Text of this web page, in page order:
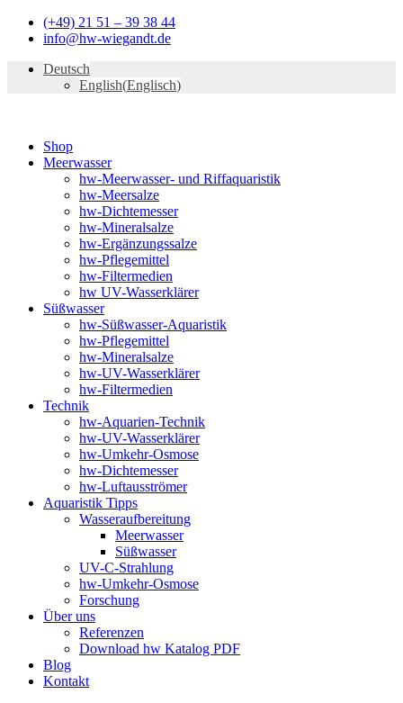
Zum
Inhalt
(+49) 21 51 – 39 38 44
info@hw-wiegandt.de
Deutsch
English(Englisch)
Shop
Meerwasser
hw-Meerwasser- und Riffaquaristik
hw-Meersalze
hw-Dichtemesser
hw-Mineralsalze
hw-Ergänzungssalze
hw-Pflegemittel
hw-Filtermedien
hw UV-Wasserklärer
Süßwasser
hw-Süßwasser-Aquaristik
hw-Pflegemittel
hw-Mineralsalze
hw-UV-Wasserklärer
hw-Filtermedien
Technik
hw-Aquarien-Technik
hw-UV-Wasserklärer
hw-Umkehr-Osmose
hw-Dichtemesser
hw-Luftausströmer
Aquaristik Tipps
Wasseraufbereitung
Meerwasser
Süßwasser
UV-C-Strahlung
hw-Umkehr-Osmose
Forschung
Über uns
Referenzen
Download hw Katalog PDF
Blog
Kontakt